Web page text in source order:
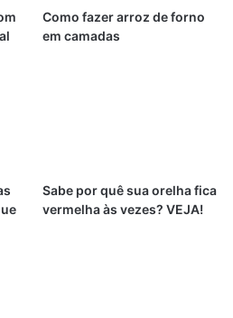
Como fazer arroz de forno
em camadas
Sabe por quê sua orelha fica
vermelha às vezes? VEJA!